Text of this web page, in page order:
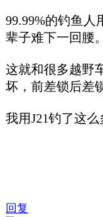
99.99%的钓鱼人
辈子难下一回腰
这就和很多越野
坏，前差锁后差
我用J21钓了这
回复